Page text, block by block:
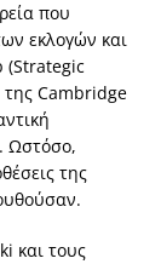
που
εκλογών και
(Strategic
Cambridge
Ωστόσο,
της
και τους